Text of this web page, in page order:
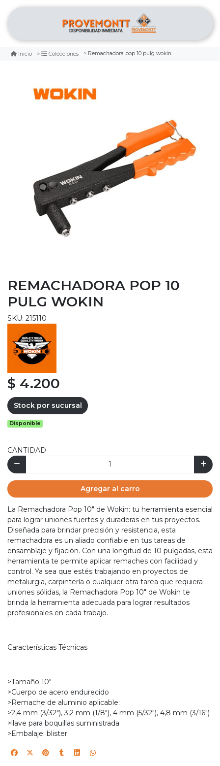
Inicio Colecciones Remachadora pop 10 pulg wokin
REMACHADORA POP 10
PULG WOKIN
SKU: 215110
$ 4.200
Stock por sucursal
Disponible
CANTIDAD
Agregar al carro
La Remachadora Pop 10" de Wokin: tu herramienta esencial
para lograr uniones fuertes y duraderas en tus proyectos.
Diseñada para brindar precisión y resistencia, esta
remachadora es un aliado confiable en tus tareas de
ensamblaje y fijación. Con una longitud de 10 pulgadas, esta
herramienta te permite aplicar remaches con facilidad y
control. Ya sea que estés trabajando en proyectos de
metalurgia, carpintería o cualquier otra tarea que requiera
uniones sólidas, la Remachadora Pop 10" de Wokin te
brinda la herramienta adecuada para lograr resultados
profesionales en cada trabajo.
Características Técnicas
>Tamaño 10"
>Cuerpo de acero endurecido
>Remache de aluminio aplicable:
>2,4 mm (3/32"), 3,2 mm (1/8"), 4 mm (5/32"), 4,8 mm (3/16")
>llave para boquillas suministrada
>Embalaje: blister